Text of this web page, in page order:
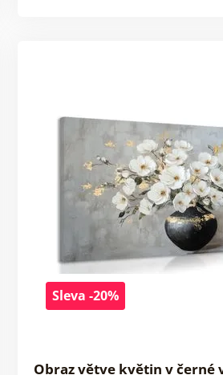
Sleva -20%
Obraz větve květin v černé